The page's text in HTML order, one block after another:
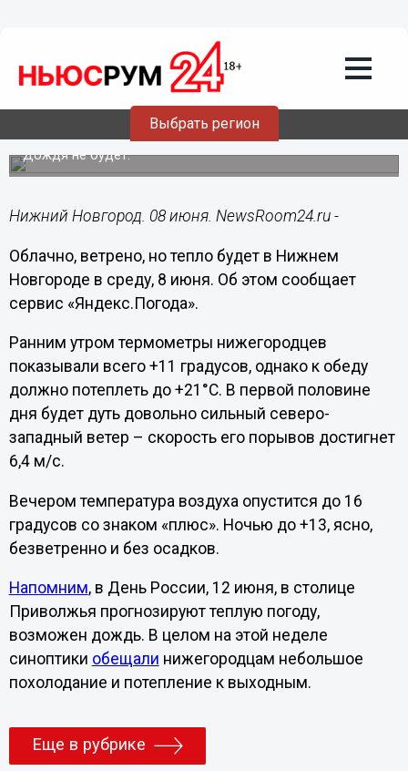
Выбрать регион
Ветреная погода и до +21°C
ожидаются в Нижнем Новгороде 8
Дождя не будет.
Нижний Новгород. 08 июня. NewsRoom24.ru -
Облачно, ветрено, но тепло будет в Нижнем
Новгороде в среду, 8 июня. Об этом сообщает
сервис «Яндекс.Погода».
Ранним утром термометры нижегородцев
показывали всего +11 градусов, однако к обеду
должно потеплеть до +21°C. В первой половине
дня будет дуть довольно сильный северо-
западный ветер – скорость его порывов достигнет
6,4 м/с.
Вечером температура воздуха опустится до 16
градусов со знаком «плюс». Ночью до +13, ясно,
безветренно и без осадков.
Напомним, в День России, 12 июня, в столице
Приволжья прогнозируют теплую погоду,
возможен дождь. В целом на этой неделе
синоптики обещали нижегородцам небольшое
похолодание и потепление к выходным.
Еще в рубрике